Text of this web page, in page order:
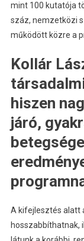
mint 100 kutatója
száz, nemzetközi
működött közre a
Kollár
hiszen
járó,
A kifejlesztés alatt
hosszabbíthatnak,